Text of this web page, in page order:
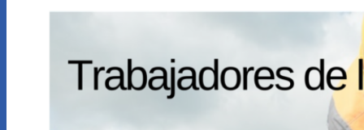
Servicios
trabajo
Calculadora de Indemnización por despido
Novedades